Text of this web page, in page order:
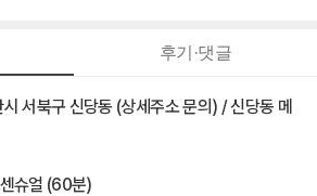
후기·댓글
서북구 신당동 (상세주소 문의) / 신당동 메
슈얼 (60분)